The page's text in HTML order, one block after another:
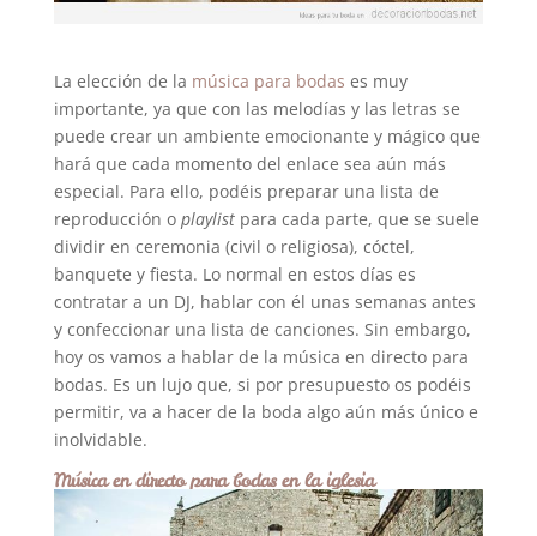
La elección de la música para bodas es muy
importante, ya que con las melodías y las letras se
puede crear un ambiente emocionante y mágico que
hará que cada momento del enlace sea aún más
especial. Para ello, podéis preparar una lista de
reproducción o playlistpara cada parte, que se suele
dividir en ceremonia (civil o religiosa), cóctel,
banquete y fiesta. Lo normal en estos días es
contratar a un DJ, hablar con él unas semanas antes
y confeccionar una lista de canciones. Sin embargo,
hoy os vamos a hablar de la música en directo para
bodas. Es un lujo que, si por presupuesto os podéis
permitir, va a hacer de la boda algo aún más único e
inolvidable.
Música en directo para bodas en la iglesia